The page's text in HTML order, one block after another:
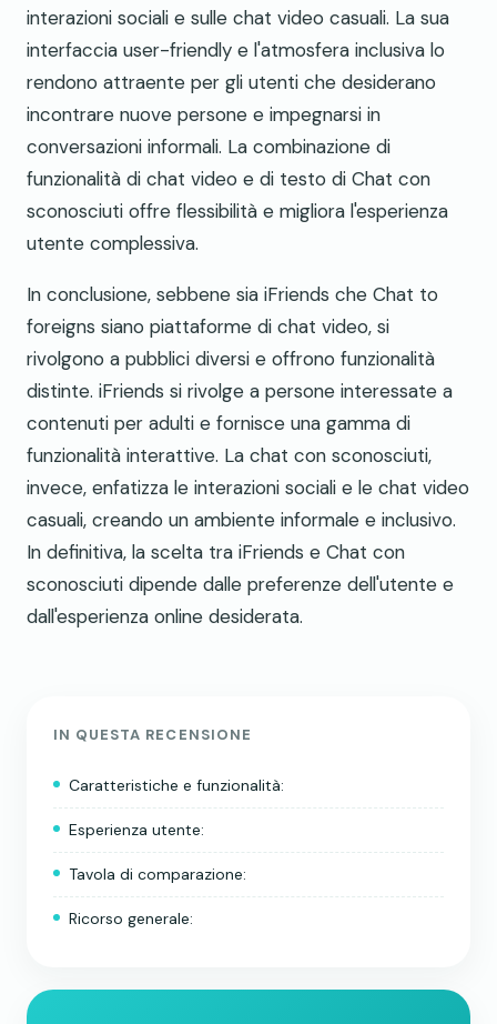
interazioni sociali e sulle chat video casuali. La sua
interfaccia user-friendly e l'atmosfera inclusiva lo
rendono attraente per gli utenti che desiderano
incontrare nuove persone e impegnarsi in
conversazioni informali. La combinazione di
funzionalità di chat video e di testo di Chat con
sconosciuti offre flessibilità e migliora l'esperienza
utente complessiva.
In conclusione, sebbene sia iFriends che Chat to
foreigns siano piattaforme di chat video, si
rivolgono a pubblici diversi e offrono funzionalità
distinte. iFriends si rivolge a persone interessate a
contenuti per adulti e fornisce una gamma di
funzionalità interattive. La chat con sconosciuti,
invece, enfatizza le interazioni sociali e le chat video
casuali, creando un ambiente informale e inclusivo.
In definitiva, la scelta tra iFriends e Chat con
sconosciuti dipende dalle preferenze dell'utente e
dall'esperienza online desiderata.
IN QUESTA RECENSIONE
Caratteristiche e funzionalità:
Esperienza utente:
Tavola di comparazione:
Ricorso generale: